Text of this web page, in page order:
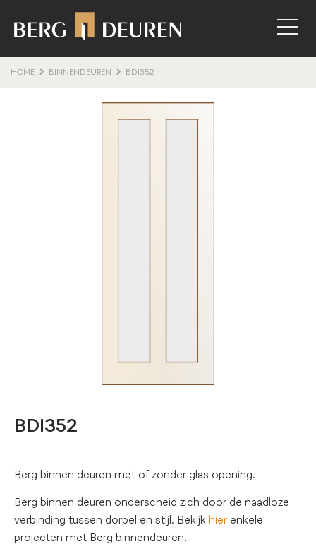
HOME BINNENDEUREN BDI352
BDI352
Berg binnen deuren met of zonder glas opening.
Berg binnen deuren onderscheid zich door de naadloze
verbinding tussen dorpel en stijl. Bekijk hier enkele
projecten met Berg binnendeuren.